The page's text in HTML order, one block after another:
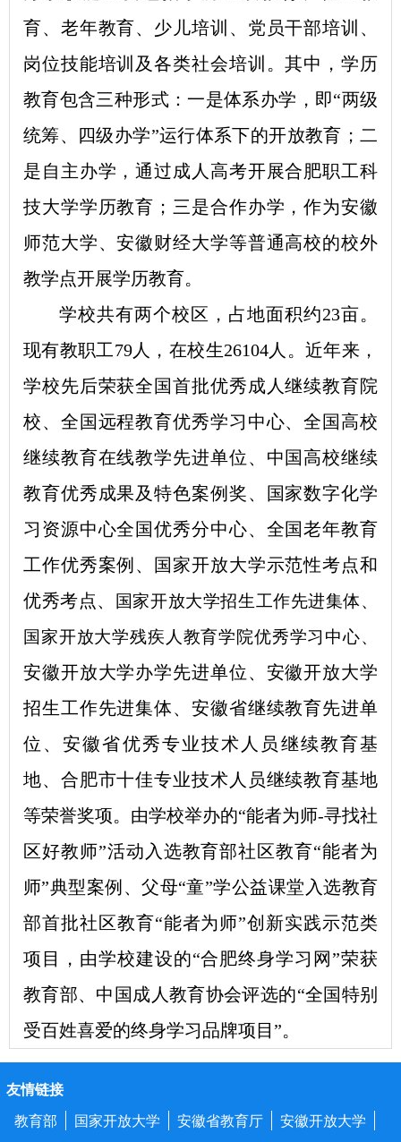
育、老年教育、少儿培训、党员干部培训、
岗位技能培训及各类社会培训。其中，学历
教育包含三种形式：一是体系办学，即“两级
统筹、四级办学”运行体系下的开放教育；二
是自主办学，通过成人高考开展合肥职工科
技大学学历教育；三是合作办学，作为安徽
师范大学、安徽财经大学等普通高校的校外
教学点开展学历教育。
学校共有两个校区，占地面积约23亩。
现有教职工79人，在校生26104人。近年来，
学校先后荣获全国首批优秀成人继续教育院
校、 全国远程教育优秀学习中心、全国高校
继续教育在线教学先进单位、中国高校继续
教育优秀成果及特色案例奖、
国家数字化学
习资源中心全国优秀分中心、 全国老年教育
工作优秀案例、
国家开放大学示范性考点和
优秀考点、
国家开放大学招生工作先进集体、
国家开放大学残疾人教育学院优秀学习中心、
安徽开放大学办学先进单位、 安徽开放大学
招生工作先进集体、 安徽省继续教育先进单
位、安徽省优秀专业技术人员继续教育基
地、合肥市十佳专业技术人员继续教育基地
等荣誉奖项。由学校举办的“能者为师-寻找社
区好教师”活动入选教育部社区教育“能者为
师”典型案例、父母“童”学公益课堂入选教育
部首批社区教育“能者为师”创新实践示范类
项目，由学校建设的“合肥终身学习网”荣获
教育部、中国成人教育协会评选的“全国特别
受百姓喜爱的终身学习品牌项目 ”。
友情链接
教育部
国家开放大学 安徽省教育厅 安徽开放大学